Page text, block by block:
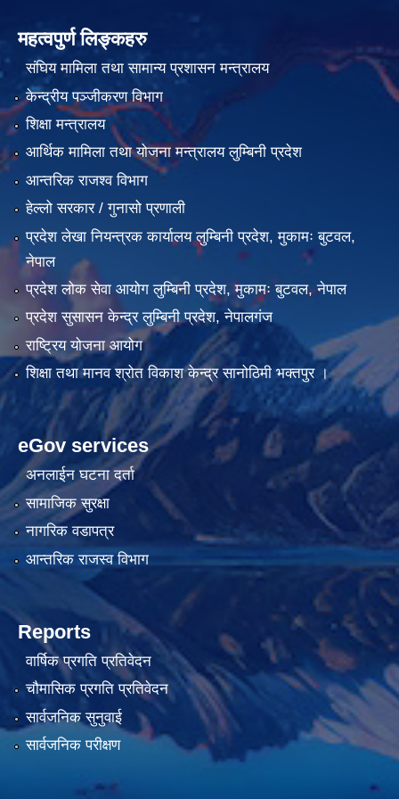
महत्वपुर्ण लिङ्कहरु
संघिय मामिला तथा सामान्य प्रशासन मन्त्रालय
केन्द्रीय पञ्जीकरण विभाग
शिक्षा मन्त्रालय
आर्थिक मामिला तथा योजना मन्त्रालय लुम्बिनी प्रदेश
आन्तरिक राजश्व विभाग
हेल्लो सरकार / गुनासो प्रणाली
प्रदेश लेखा नियन्त्रक कार्यालय लुम्बिनी प्रदेश, मुकामः बुटवल,
नेपाल
प्रदेश लोक सेवा आयोग लुम्बिनी प्रदेश, मुकामः बुटवल, नेपाल
प्रदेश सुसासन केन्द्र लुम्बिनी प्रदेश, नेपालगंज
राष्ट्रिय योजना आयोग
शिक्षा तथा मानव श्रोत विकाश केन्द्र सानोठिमी भक्तपुर ।
eGov services
अनलाईन घटना दर्ता
सामाजिक सुरक्षा
नागरिक वडापत्र
आन्तरिक राजस्व विभाग
Reports
वार्षिक प्रगति प्रतिवेदन
चौमासिक प्रगति प्रतिवेदन
सार्वजनिक सुनुवाई
सार्वजनिक परीक्षण